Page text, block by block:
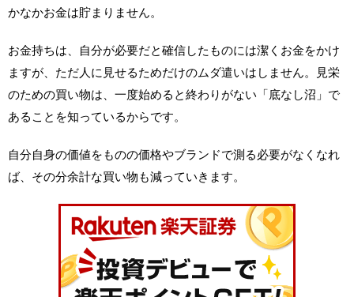
かなかお金は貯まりません。
お金持ちは、自分が必要だと確信したものには潔くお金をかけ
ますが、ただ人に見せるためだけのムダ遣いはしません。見栄
のための買い物は、一度始めると終わりがない「底なし沼」で
あることを知っているからです。
自分自身の価値をものの価格やブランドで測る必要がなくなれ
ば、その分余計な買い物も減っていきます。